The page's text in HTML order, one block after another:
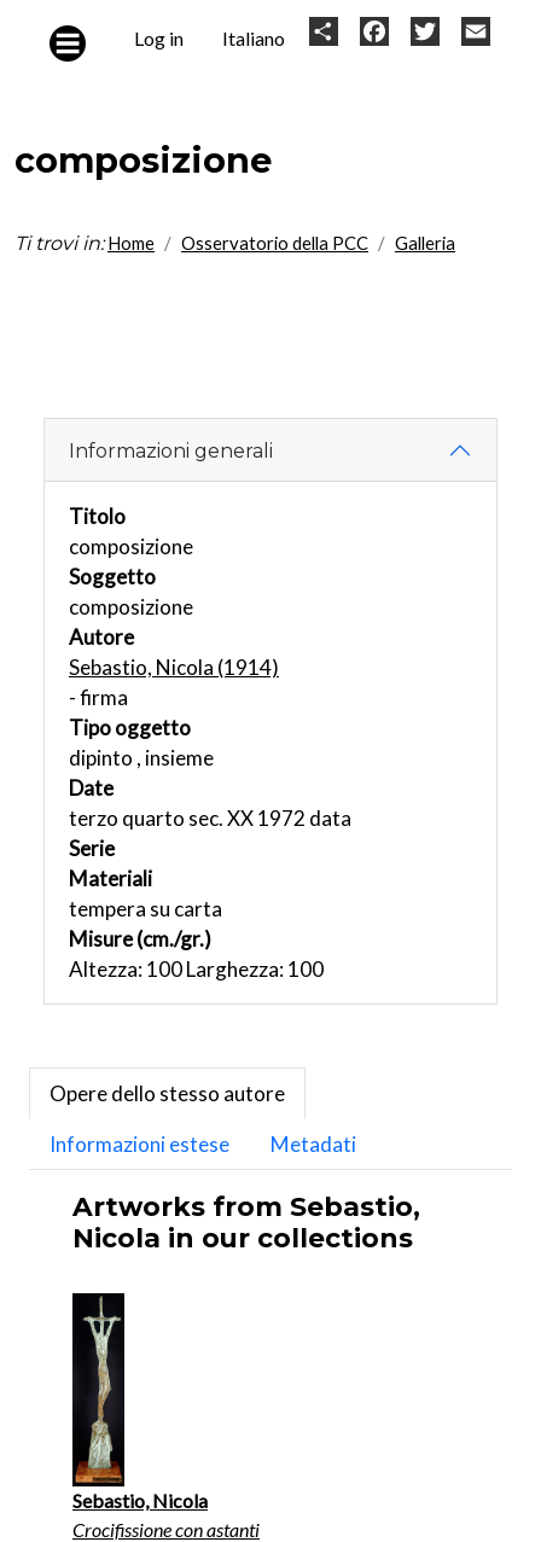
User
Log in Italiano Share FacebookTwitter
composizione
Ti trovi in: Home Osservatorio della PCC Galleria
Informazioni generali
Titolo
composizione
Soggetto
composizione
Autore
Sebastio, Nicola (1914)
- firma
Tipo oggetto
dipinto , insieme
Date
terzo quarto sec. XX 1972 data
Serie
Materiali
tempera su carta
Misure (cm./gr.)
Altezza: 100 Larghezza: 100
Opere dello stesso autore
Informazioni estese
Metadati
Artworks from Sebastio,
Nicola in our collections
Sebastio, Nicola
Crocifissione con astanti